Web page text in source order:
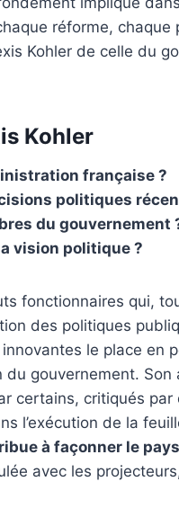
réforme, chaque
Kohler de celle du
Kohler
française ?
politiques
du gouvernement
vision politique ?
fonctionnaires qui,
des politiques
le place en
gouvernement. Son
certains, critiqués par
l’exécution de la
à façonner le
avec les